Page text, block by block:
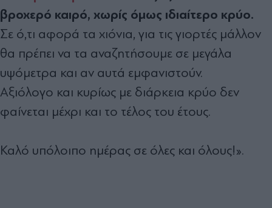
βροχερό καιρό, χωρίς όμως ιδιαίτερο κρύο.
Σε ό,τι αφορά τα χιόνια, για τις γιορτές μάλλον
θα πρέπει να τα αναζητήσουμε σε μεγάλα
υψόμετρα και αν αυτά εμφανιστούν.
Αξιόλογο και κυρίως με διάρκεια κρύο δεν
φαίνεται μέχρι και το τέλος του έτους.
Καλό υπόλοιπο ημέρας σε όλες και όλους!».